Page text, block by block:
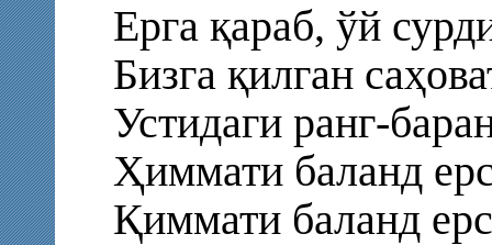
Ерга қараб, ўй
Бизга қилган
Устидаги ранг-
Ҳиммати баланд
Қиммати баланд